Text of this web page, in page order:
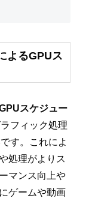
よるGPUス
スケジュー
フィック処理
す。これによ
処理がよりス
マンス向上や
ゲームや動画